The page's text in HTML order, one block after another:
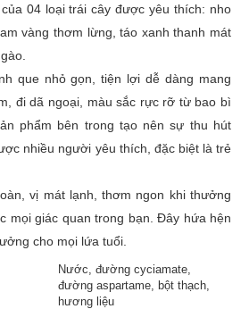
04 loại trái cây được yêu thích: nho
vàng thơm lừng, táo xanh thanh mát
que nhỏ gọn, tiện lợi dễ dàng mang
đi dã ngoại, màu sắc rực rỡ từ bao bì
phẩm bên trong tạo nên sự thu hút
nhiều người yêu thích, đặc biệt là trẻ
vị mát lạnh, thơm ngon khi thưởng
mọi giác quan trong bạn. Đây hứa hện
cho mọi lứa tuổi.
Nước, đường cyciamate,
đường aspartame, bột thạch,
hương liệu